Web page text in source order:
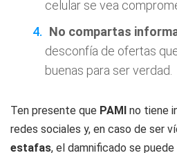
celular se vea
No compartas
desconfía de ofertas
buenas para ser verdad.
Ten presente que PAMI no tiene
redes sociales y, en caso de ser
estafas, el damnificado se